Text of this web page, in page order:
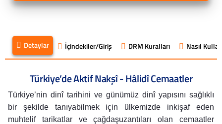
Detaylar İçindekiler/Giriş DRM Kuralları Nasıl
Türkiye’de Aktif Nakşî - Hâlidî Cemaatler
Türkiye’nin dinî tarihini ve günümüz dinî yapısını sağlıklı
bir şekilde tanıyabilmek için ülkemizde inkişaf eden
muhtelif tarikatlar ve çağdaşuzantıları olan cemaatler